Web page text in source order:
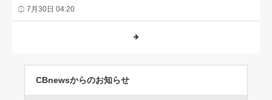
7月30日 04:20
CBnewsからのお知らせ